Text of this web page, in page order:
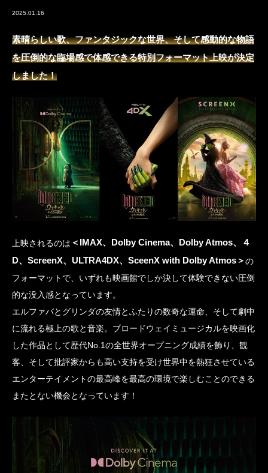
2025.01.16
素晴らしい歌、ファンタジックな世界、そして感動的な物語
を圧倒的な臨場感で体感できる特別フォーマット上映が決定
しました！
上映されるのは ＜IMAX、Dolby Cinema、Dolby Atmos、４
D、ScreenX、ULTRA4DX、SceenX with Dolby Atmos＞の
フォーマットで、いずれも映画館でしか決して体験できない圧倒
的な没入感となっています。
エルファバとグリンダの友情とふたりの数奇な運命、そして劇中
に流れる極上の歌と音楽。ブロードウェイミュージカルを映画化
した作品として歴代No.1の全世界オープニング成績を飾り、観
客、そして批評家からも高い支持を受け世界中を熱狂させている
エンターテイメントの最高峰を最高の環境で楽しむことのできる
またとない機会となっています！